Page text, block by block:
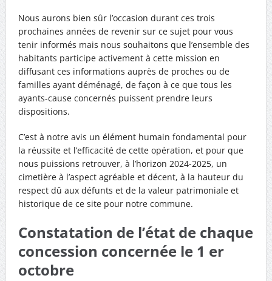
Nous aurons bien sûr l’occasion durant ces trois
prochaines années de revenir sur ce sujet pour vous
tenir informés mais nous souhaitons que l’ensemble des
habitants participe activement à cette mission en
diffusant ces informations auprès de proches ou de
familles ayant déménagé, de façon à ce que tous les
ayants-cause concernés puissent prendre leurs
dispositions.
C’est à notre avis un élément humain fondamental pour
la réussite et l’efficacité de cette opération, et pour que
nous puissions retrouver, à l’horizon 2024-2025, un
cimetière à l’aspect agréable et décent, à la hauteur du
respect dû aux défunts et de la valeur patrimoniale et
historique de ce site pour notre commune.
Constatation de l’état de chaque
concession concernée le 1 er
octobre